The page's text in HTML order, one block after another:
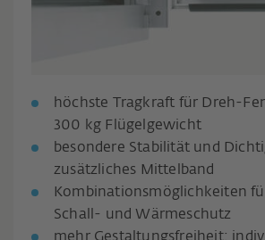
höchste Tragkraft für Dreh-
300 kg Flügelgewicht
besondere Stabilität und
zusätzliches Mittelband
Kombinationsmöglichkeiten
Schall- und Wärmeschutz